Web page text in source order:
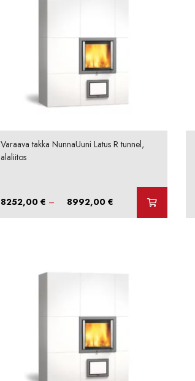
Varaava takka NunnaUuni Latus R tunnel,
alaliitos
8252,00 € – 8992,00 €Hintaluokka: